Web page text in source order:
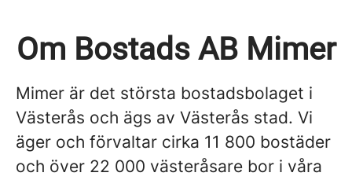
Om Bostads AB Mimer
Mimer är det största bostadsbolaget i
Västerås och ägs av Västerås stad. Vi
äger och förvaltar cirka 11 800 bostäder
och över 22 000 västeråsare bor i våra